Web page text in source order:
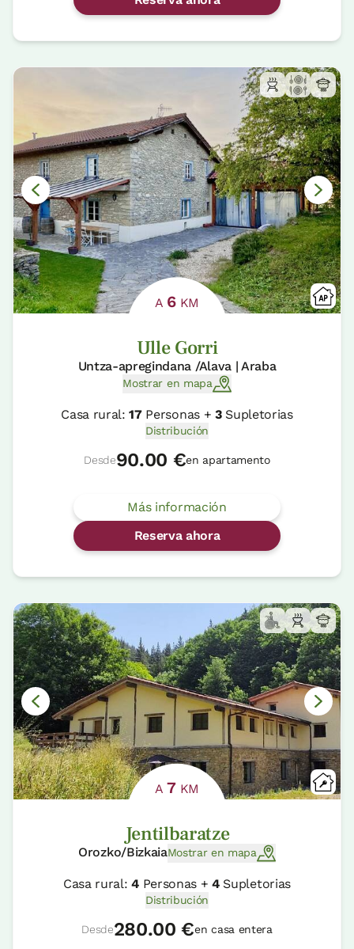
A 6 KM
Ulle Gorri
Untza-apregindana /Alava | Araba
Mostrar en mapa
Casa rural:17Personas + 3Supletorias
Distribución
Desde90.00 €en apartamento
Más información
Reserva ahora
A7 KM
Jentilbaratze
Orozko/BizkaiaMostrar en mapa
Casa rural:4Personas +4Supletorias
Distribución
Desde280.00 €en casa entera